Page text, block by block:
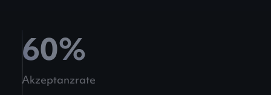
60%
Akzeptanzrate